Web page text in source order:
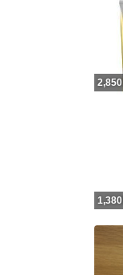
2,850
1,380